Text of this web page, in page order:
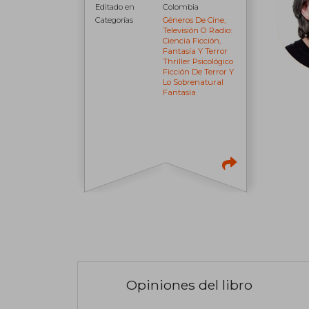
Editado en
Colombia
Categorías
Géneros De Cine,
Televisión O Radio:
Ciencia Ficción,
Fantasía Y Terror
Thriller Psicológico
Ficción De Terror Y
Lo Sobrenatural
Fantasía
Opiniones del libro